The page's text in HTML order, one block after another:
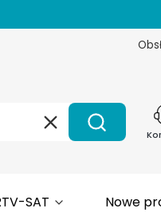
WyczyśćSzukaj
SAT Nowe